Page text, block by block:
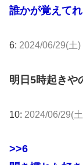
誰かが覚えて
6: 2024/06/29(土
明日5時起きや
10: 2024/06/29(
>>6